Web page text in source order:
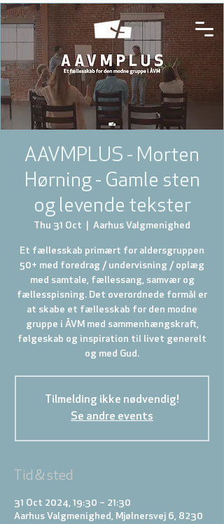
AAVMPLUS - Morten
Hørning - Gamle sten
og levende tekster
Thu 31 Oct Aarhus Valgmenighed
Et fællesskab primært for aldersgruppen
50+ med foredrag / undervisning / oplæg
med samtale, fællessang, samvær og
fællesspisning. Det overordnede formål er
at skabe et fællesskab for den modne
gruppe i ÅVM med sammenhængskraft,
følgeskab og inspiration til livet generelt
Tilmelding ikke nødvendig!
Se andre events
Tid & sted
31 Oct 2024, 19:30 – 21:30
Aarhus Valgmenighed, Mjølnersvej 6, 8230